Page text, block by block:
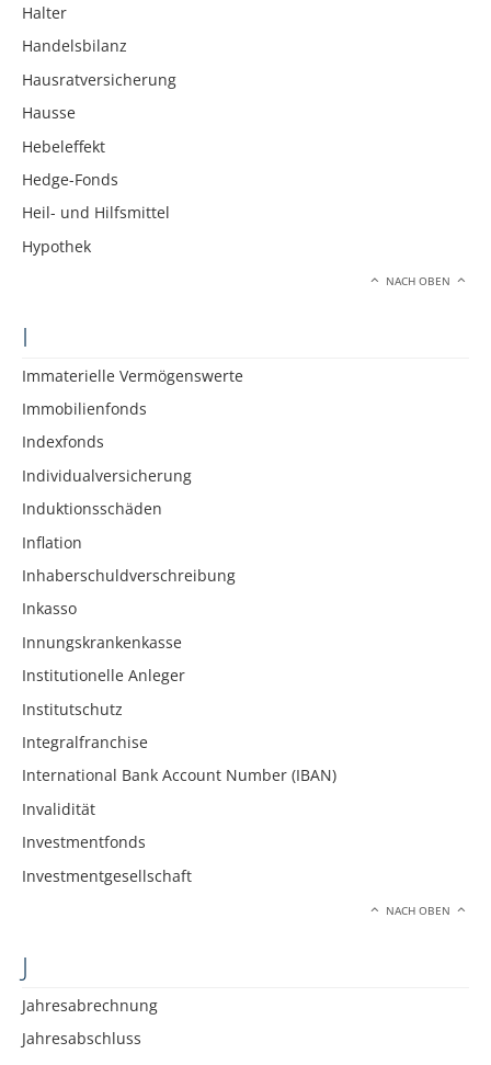
Halter
Handelsbilanz
Hausratversicherung
Hausse
Hebeleffekt
Hedge-Fonds
Heil- und Hilfsmittel
Hypothek
NACH OBEN
I
Immaterielle Vermögenswerte
Immobilienfonds
Indexfonds
Individualversicherung
Induktionsschäden
Inflation
Inhaberschuldverschreibung
Inkasso
Innungskrankenkasse
Institutionelle Anleger
Institutschutz
Integralfranchise
International Bank Account Number (IBAN)
Invalidität
Investmentfonds
Investmentgesellschaft
NACH OBEN
J
Jahresabrechnung
Jahresabschluss